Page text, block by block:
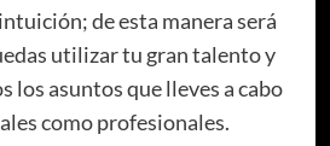
de esta manera será
utilizar tu gran talento y
los asuntos que lleves a cabo
como profesionales.